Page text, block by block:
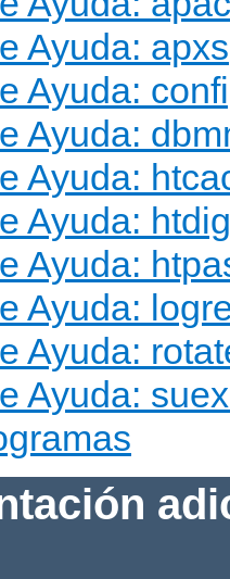
Ayuda: apxs
Ayuda:
Ayuda:
Ayuda:
Ayuda:
Ayuda:
Ayuda:
Ayuda:
Ayuda: